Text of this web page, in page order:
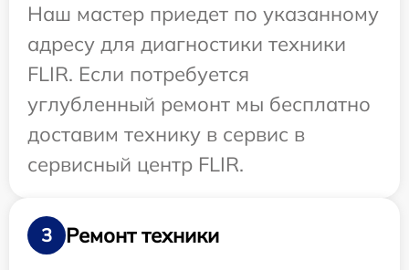
Наш мастер приедет по указанному
адресу для диагностики техники
FLIR. Если потребуется
углубленный ремонт мы бесплатно
доставим технику в сервис в
сервисный центр FLIR.
3
Ремонт техники